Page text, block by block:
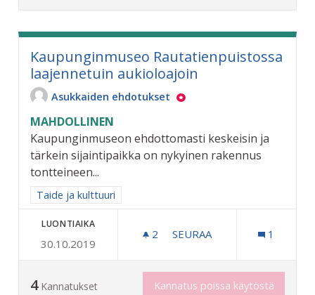
Kaupunginmuseo Rautatienpuistossa
laajennetuin aukioloajoin
Asukkaiden ehdotukset
MAHDOLLINEN
Kaupunginmuseon ehdottomasti keskeisin ja
tärkein sijaintipaikka on nykyinen rakennus
tontteineen...
Rajaa tulokset aihepiirin mukaan: Taide ja kulttuuri
Taide ja kulttuuri
LUONTIAIKA
30.10.2019
2 2 SEURAAJAA
SEURAA 1
4 Kannatukset Kannatus poissa käytöstä